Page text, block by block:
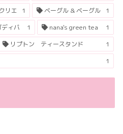
リエ 1 ベーグル & ベーグル
1
ィバ 1 nana's green tea
1
リプトン ティースタンド
1
1